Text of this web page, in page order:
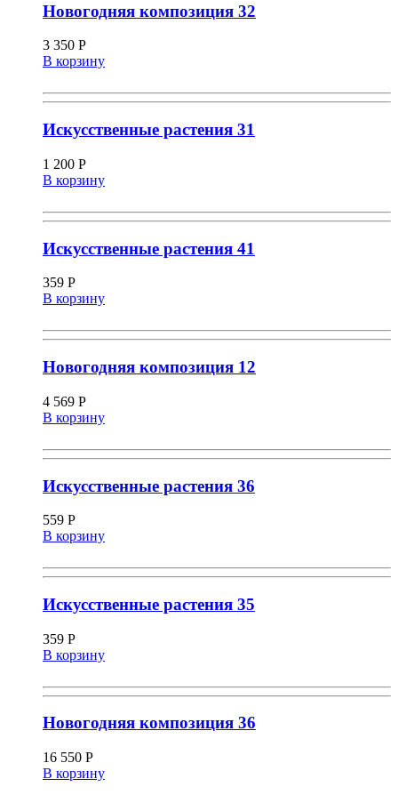
Новогодняя композиция 32
3 350 Р
В корзину
Искусственные растения 31
1 200 Р
В корзину
Искусственные растения 41
359 Р
В корзину
Новогодняя композиция 12
4 569 Р
В корзину
Искусственные растения 36
559 Р
В корзину
Искусственные растения 35
359 Р
В корзину
Новогодняя композиция 36
16 550 Р
В корзину